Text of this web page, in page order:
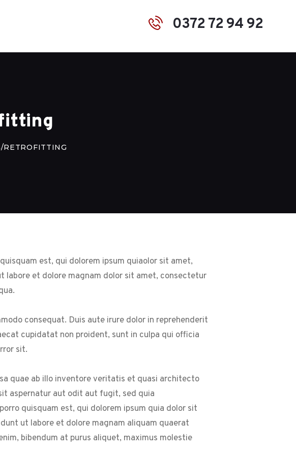
0372 72 94 92
RETROFITTING
est, qui dolorem ipsum quiaolor sit amet,
labore et dolore magnam dolor sit amet, consectetur
consequat. Duis aute irure dolor in reprehenderit
cupidatat non proident, sunt in culpa qui officia
sit.
quae ab illo inventore veritatis et quasi architecto
aspernatur aut odit aut fugit, sed quia
quisquam est, qui dolorem ipsum quia dolor sit
ut labore et dolore magnam aliquam quaerat
bibendum at purus aliquet, maximus molestie